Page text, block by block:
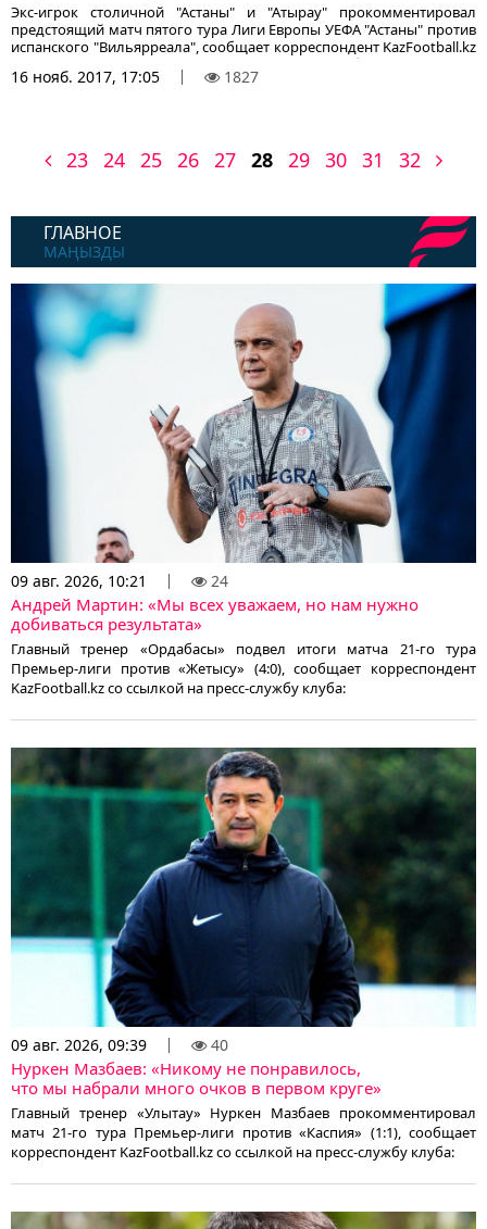
ГЛАВНОЕ
МАҢЫЗДЫ
09 авг. 2026, 10:21 24
Андрей Мартин: «Мы всех уважаем, но нам нужно
добиваться результата»
Главный тренер «Ордабасы» подвел итоги матча 21-го тура
Премьер-лиги против «Жетысу» (4:0), сообщает корреспондент
KazFootball.kz со ссылкой на пресс-службу клуба:
09 авг. 2026, 09:39 40
Нуркен Мазбаев: «Никому не понравилось,
что мы набрали много очков в первом круге»
Главный тренер «Улытау» Нуркен Мазбаев прокомментировал
матч 21-го тура Премьер-лиги против «Каспия» (1:1), сообщает
корреспондент KazFootball.kz со ссылкой на пресс-службу клуба:
Экс-игрок столичной "Астаны" и "Атырау" прокомментировал
предстоящий матч пятого тура Лиги Европы УЕФА "Астаны" против
испанского "Вильярреала", сообщает корреспондент KazFootball.kz
со ссылкой на официальный сайт столичного клуба:
16 нояб. 2017, 17:05 1827
23 24 25 26 27 28 29 30 31 32